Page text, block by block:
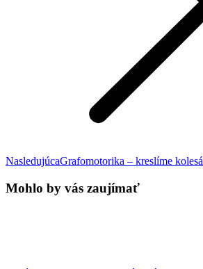
NasledujúcaNext
Grafomotorika – kreslíme kolesá
Mohlo by vás zaujímať